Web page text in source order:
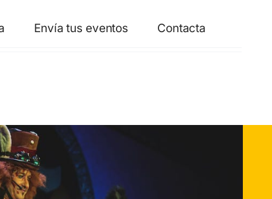
Envía tus eventos Contacta